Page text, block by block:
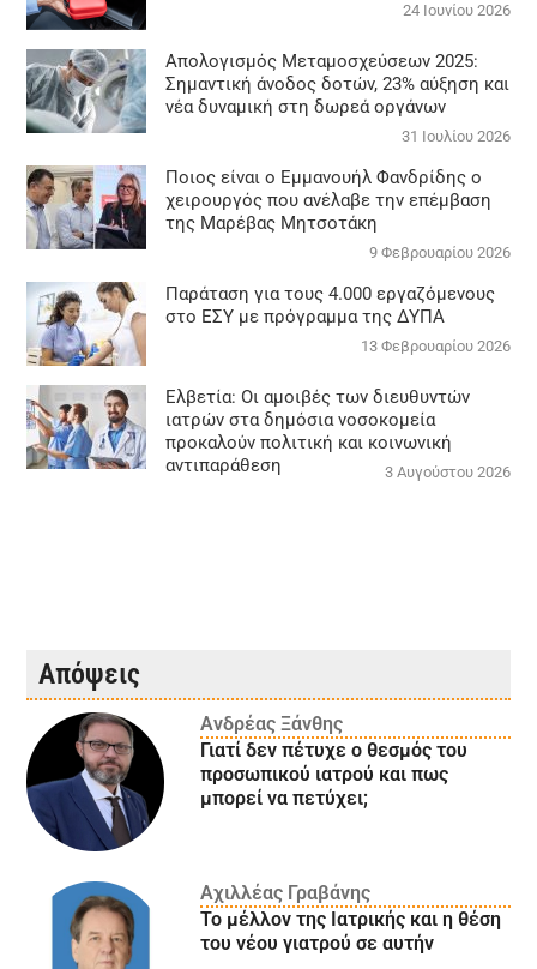
24 Ιουνίου 2026
Απολογισμός Μεταμοσχεύσεων 2025:
Σημαντική άνοδος δοτών, 23% αύξηση και
νέα δυναμική στη δωρεά οργάνων
31 Ιουλίου 2026
Ποιος είναι ο Εμμανουήλ Φανδρίδης ο
χειρουργός που ανέλαβε την επέμβαση
της Μαρέβας Μητσοτάκη
9 Φεβρουαρίου 2026
Παράταση για τους 4.000 εργαζόμενους
στο ΕΣΥ με πρόγραμμα της ΔΥΠΑ
13 Φεβρουαρίου 2026
Ελβετία: Οι αμοιβές των διευθυντών
ιατρών στα δημόσια νοσοκομεία
προκαλούν πολιτική και κοινωνική
αντιπαράθεση
3 Αυγούστου 2026
Απόψεις
Ανδρέας Ξάνθης
Γιατί δεν πέτυχε ο θεσμός του
προσωπικού ιατρού και πως
μπορεί να πετύχει;
Αχιλλέας Γραβάνης
Το μέλλον της Ιατρικής και η θέση
του νέου γιατρού σε αυτήν